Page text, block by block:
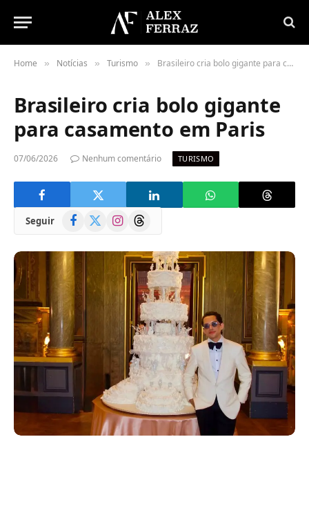
Home » Notícias » Turismo » Brasileiro cria bolo gigante para casamento em Paris
Brasileiro cria bolo gigante
para casamento em Paris
07/06/2026 Nenhum comentário TURISMO
Seguir Facebook
(Twitter)
InstagramThreads